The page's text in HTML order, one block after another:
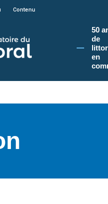
du Conservatoire du littoral, vous
Contenu
50
de
en